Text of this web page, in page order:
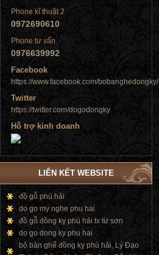
Tủ đứng
Tủ đứng
Phone kĩ thuật 2
0972690610
Phone tư vấn
0976639992
Facebook
https://www.facebook.com/bobanghedongky/
Twitter
https://twitter.com/dogodongky
Hỗ trợ kinh doanh
LIÊN KẾT WEBSITE
đồ gỗ phú hải
do go my nghe phu hai
đồ gỗ đồng kỵ phú hải tx từ sơn
do go dong ky phu hai
bộ bàn ghế đồng kỵ phú hải, Lý Đạo